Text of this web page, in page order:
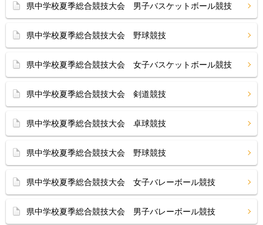
県中学校夏季総合競技大会 男子バスケットボール競技
県中学校夏季総合競技大会 野球競技
県中学校夏季総合競技大会 女子バスケットボール競技
県中学校夏季総合競技大会 剣道競技
県中学校夏季総合競技大会 卓球競技
県中学校夏季総合競技大会 野球競技
県中学校夏季総合競技大会 女子バレーボール競技
県中学校夏季総合競技大会 男子バレーボール競技